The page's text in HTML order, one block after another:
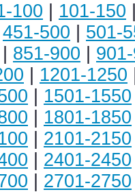
100 101-150
451-500
501-
851-900
1201-1250
1501-1550
1801-1850
2101-2150
2401-2450
2701-2750